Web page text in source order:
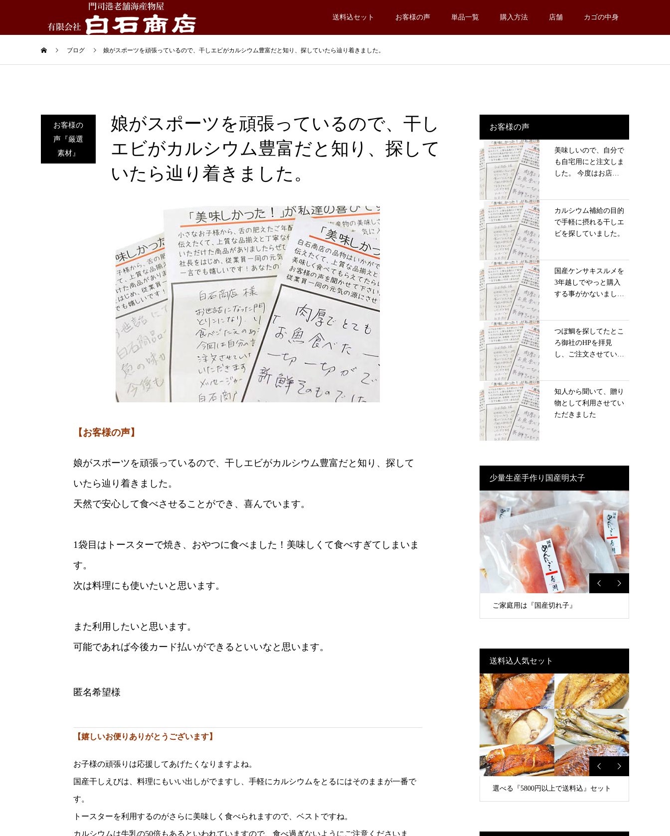
送料込セット お客様の声 単品一覧 購入方法 店舗 カゴの中身
ブログ 娘がスポーツを頑張っているので、干しエビがカルシウム豊富だと知り、探していたら辿り着きました。
お客様の
声『厳選
素材』
娘がスポーツを頑張っているので、干し
エビがカルシウム豊富だと知り、探して
いたら辿り着きました。
【お客様の声】
娘がスポーツを頑張っているので、干しエビがカルシウム豊富だと知り、探して
いたら辿り着きました。
天然で安心して食べさせることができ、喜んでいます。
1袋目はトースターで焼き、おやつに食べました！美味しくて食べすぎてしまいま
す。
次は料理にも使いたいと思います。
また利用したいと思います。
可能であれば今後カード払いができるといいなと思います。
匿名希望様
【嬉しいお便りありがとうございます】
お子様の頑張りは応援してあげたくなりますよね。
国産干しえびは、料理にもいい出しがでますし、手軽にカルシウムをとるにはそのままが一番で
す。
トースターを利用するのがさらに美味しく食べられますので、ベストですね。
カルシウムは牛乳の50倍もあるといわれていますので、食べ過ぎないようにご注意くださいま
お客様の声
美味しいので、自分で
も自宅用にと注文しま
した。 今度はお店
カルシウム補給の目的
で手軽に摂れる干しエ
ビを探していました。
国産ケンサキスルメを
3年越しでやっと購入
する事がかないまし
つぼ鯛を探してたとこ
ろ御社のHPを拝見
し、ご注文させていた
知人から聞いて、贈り
物として利用させてい
ただきました
少量生産手作り国産明太子
ご家庭用は『国産切れ子』
送料込人気セット
選べる『5800円以上で送料込』セット